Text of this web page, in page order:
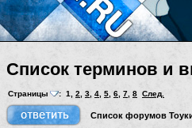
Cписок терминов и
Страницы : 1, 2, 3, 4, 5, 6, 7, 8 След.
Список форумов